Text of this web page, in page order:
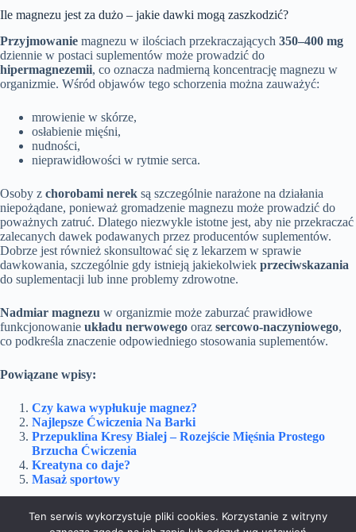
Ile magnezu jest za dużo – jakie dawki mogą zaszkodzić?
Przyjmowanie magnezu w ilościach przekraczających 350–400 mg
dziennie w postaci suplementów może prowadzić do
hipermagnezemii, co oznacza nadmierną koncentrację magnezu w
organizmie. Wśród objawów tego schorzenia można zauważyć:
mrowienie w skórze,
osłabienie mięśni,
nudności,
nieprawidłowości w rytmie serca.
Osoby z chorobami nerek są szczególnie narażone na działania
niepożądane, ponieważ gromadzenie magnezu może prowadzić do
poważnych zatruć. Dlatego niezwykle istotne jest, aby nie przekraczać
zalecanych dawek podawanych przez producentów suplementów.
Dobrze jest również skonsultować się z lekarzem w sprawie
dawkowania, szczególnie gdy istnieją jakiekolwiek przeciwskazania
do suplementacji lub inne problemy zdrowotne.
Nadmiar magnezu w organizmie może zaburzać prawidłowe
funkcjonowanie układu nerwowego oraz sercowo-naczyniowego,
co podkreśla znaczenie odpowiedniego stosowania suplementów.
Powiązane wpisy:
Czy kawa wypłukuje magnez?
Najlepsze Ćwiczenia Na Barki
Przepuklina Kresy Bialej – Rozejście Mięśnia Prostego
Brzucha Ćwiczenia
Kreatyna co daje?
Masaż sportowy
Ten serwis wykorzystuje pliki cookies. Korzystanie z witryny